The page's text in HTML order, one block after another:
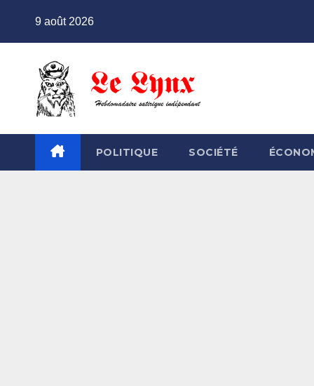
9 août 2026
POLITIQUE SOCIÉTÉ